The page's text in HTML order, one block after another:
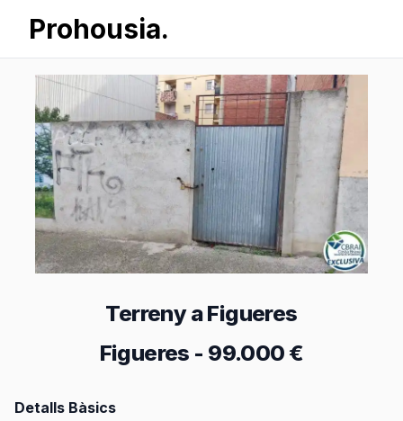
Prohousia.
Terreny a Figueres
Figueres - 99.000 €
Detalls Bàsics